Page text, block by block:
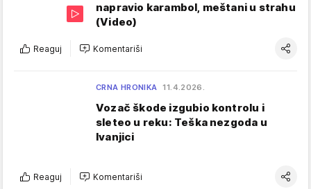
napravio karambol, meštani u strahu
(Video)
Reaguj Komentariši
CRNA HRONIKA 11.4.2026.
Vozač škode izgubio kontrolu i
sleteo u reku: Teška nezgoda u
Ivanjici
Reaguj Komentariši